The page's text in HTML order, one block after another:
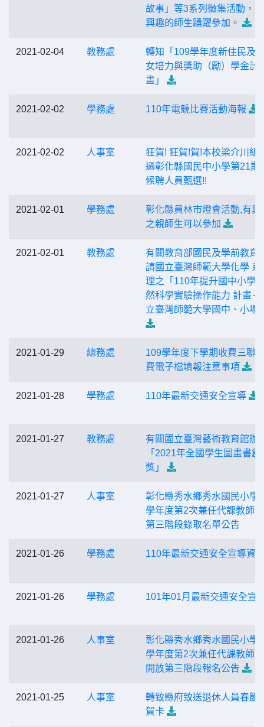
故事」等3系列徵集活動，
興趣的師生踴躍參加。
2021-02-04 教務處
轉知「109學年度新住民及
女培力與獎助（勵）學金計
畫」
2021-02-02 學務處 110年電競比賽活動海報
2021-02-02 人事室
狂賀! 狂賀!賀!本校梁介川組
過彰化縣國民中小學第21期
候聘人員甄選!!
2021-02-01 學務處
彰化縣員林市燈會活動,有興
之親師生可以參加
2021-02-01 教務處
有關教育部國民及學前教育
請國立臺灣師範大學化學 系
理之「110年提升國中小學
然科學實驗操作能力 計畫－
立臺灣師範大學國中、小場
2021-01-29 總務處
109學年度下學期收費三聯
費電子檔填報注意事項
2021-01-28 學務處 110年最新交通安全宣導
2021-01-27 教務處
有關國立臺灣藝術教育館辦
「2021年全國學生圖畫書創
獎」
2021-01-27 人事室
彰化縣秀水鄉秀水國民小學
學年度第2次兼任代課教師
第三階段錄取名單公告
2021-01-26 學務處 110年最新交通安全宣導資
2021-01-26 學務處 101年01月最新交通安全宣
2021-01-26 人事室
彰化縣秀水鄉秀水國民小學
學年度第2次兼任代課教師
開放第三階段報名公告
2021-01-25 人事室
轉致縣府致送退休人員春節
賀卡